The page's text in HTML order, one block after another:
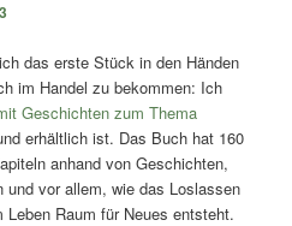
das erste Stück in den Händen
im Handel zu bekommen: Ich
Geschichten zum Thema
erhältlich ist. Das Buch hat 160
anhand von Geschichten,
vor allem, wie das Loslassen
Raum für Neues entsteht.